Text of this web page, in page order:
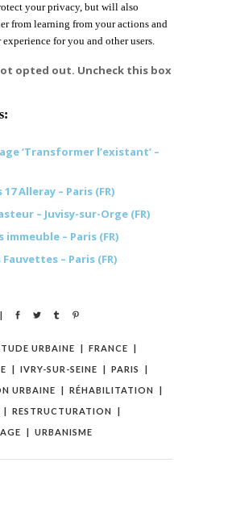
your privacy, but will also
from learning from your actions and
for you and other users.
opted out. Uncheck this box
‘Transformer l’existant’ –
Alleray – Paris (FR)
– Juvisy-sur-Orge (FR)
immeuble – Paris (FR)
– Paris (FR)
URBAINE
FRANCE
IVRY-SUR-SEINE
PARIS
URBAINE
RÉHABILITATION
RESTRUCTURATION
URBANISME